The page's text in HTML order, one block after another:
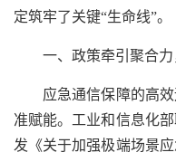
定筑牢了关键“生命线”。
一、政策牵引聚合力
应急通信保障的高效
准赋能。工业和信息化
发《关于加强极端场景